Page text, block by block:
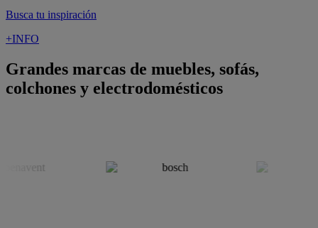
Busca tu inspiración
+INFO
Grandes marcas de muebles, sofás,
colchones y electrodomésticos